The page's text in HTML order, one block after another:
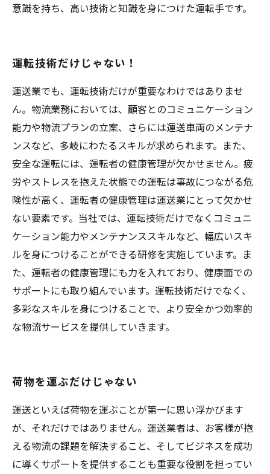
意識を持ち、高い技術と知識を身につけた運転手です。
運転技術だけじゃない！
運送業でも、運転技術だけが重要なわけではありませ
ん。物流業務においては、顧客とのコミュニケーション
能力や物流プランの立案、さらには運送車両のメンテナ
ンスなど、多岐にわたるスキルが求められます。また、
安全な運転には、運転者の健康管理が欠かせません。疲
労やストレスを抱えた状態での運転は事故につながる危
険性が高く、運転者の健康管理は運送業にとって欠かせ
ない要素です。当社では、運転技術だけでなくコミュニ
ケーション能力やメンテナンススキルなど、幅広いスキ
ルを身につけることができる研修を実施しています。ま
た、運転者の健康管理にも力を入れており、健康面での
サポートにも取り組んでいます。運転技術だけでなく、
多彩なスキルを身につけることで、より安全かつ効率的
な物流サービスを提供していきます。
荷物を運ぶだけじゃない
運送といえば荷物を運ぶことが第一に思い浮かびます
が、それだけではありません。運送業者は、お客様が抱
える物流の課題を解決すること、そしてビジネスを成功
に導くサポートを提供することも重要な役割を担ってい